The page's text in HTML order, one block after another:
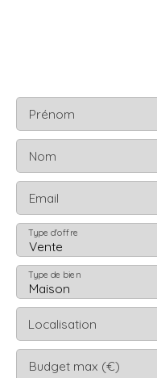
buanderie et plusieurs
de stationner 3
Prénom
Nom
Email
Vente
Type d'offre
Maison
Type de bien
Localisation
Budget max (€)